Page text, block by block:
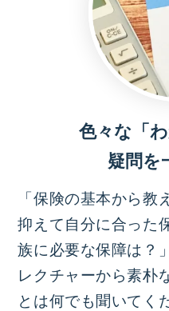
色々な「
疑問を
「保険の基本から教
抑えて自分に合った
族に必要な保障は
レクチャーから素朴
とは何でも聞いてく